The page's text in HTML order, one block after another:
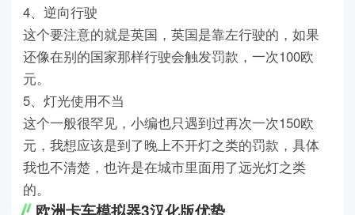
4、逆向行驶
这个要注意的就是英国，英国是靠左行驶的，如果
还像在别的国家那样行驶会触发罚款，一次100欧
元。
5、灯光使用不当
这个一般很罕见，小编也只遇到过再次一次150欧
元，我想应该是到了晚上不开灯之类的罚款，具体
我也不清楚，也许是在城市里面用了远光灯之类
的。
欧洲卡车模拟器3汉化版优势